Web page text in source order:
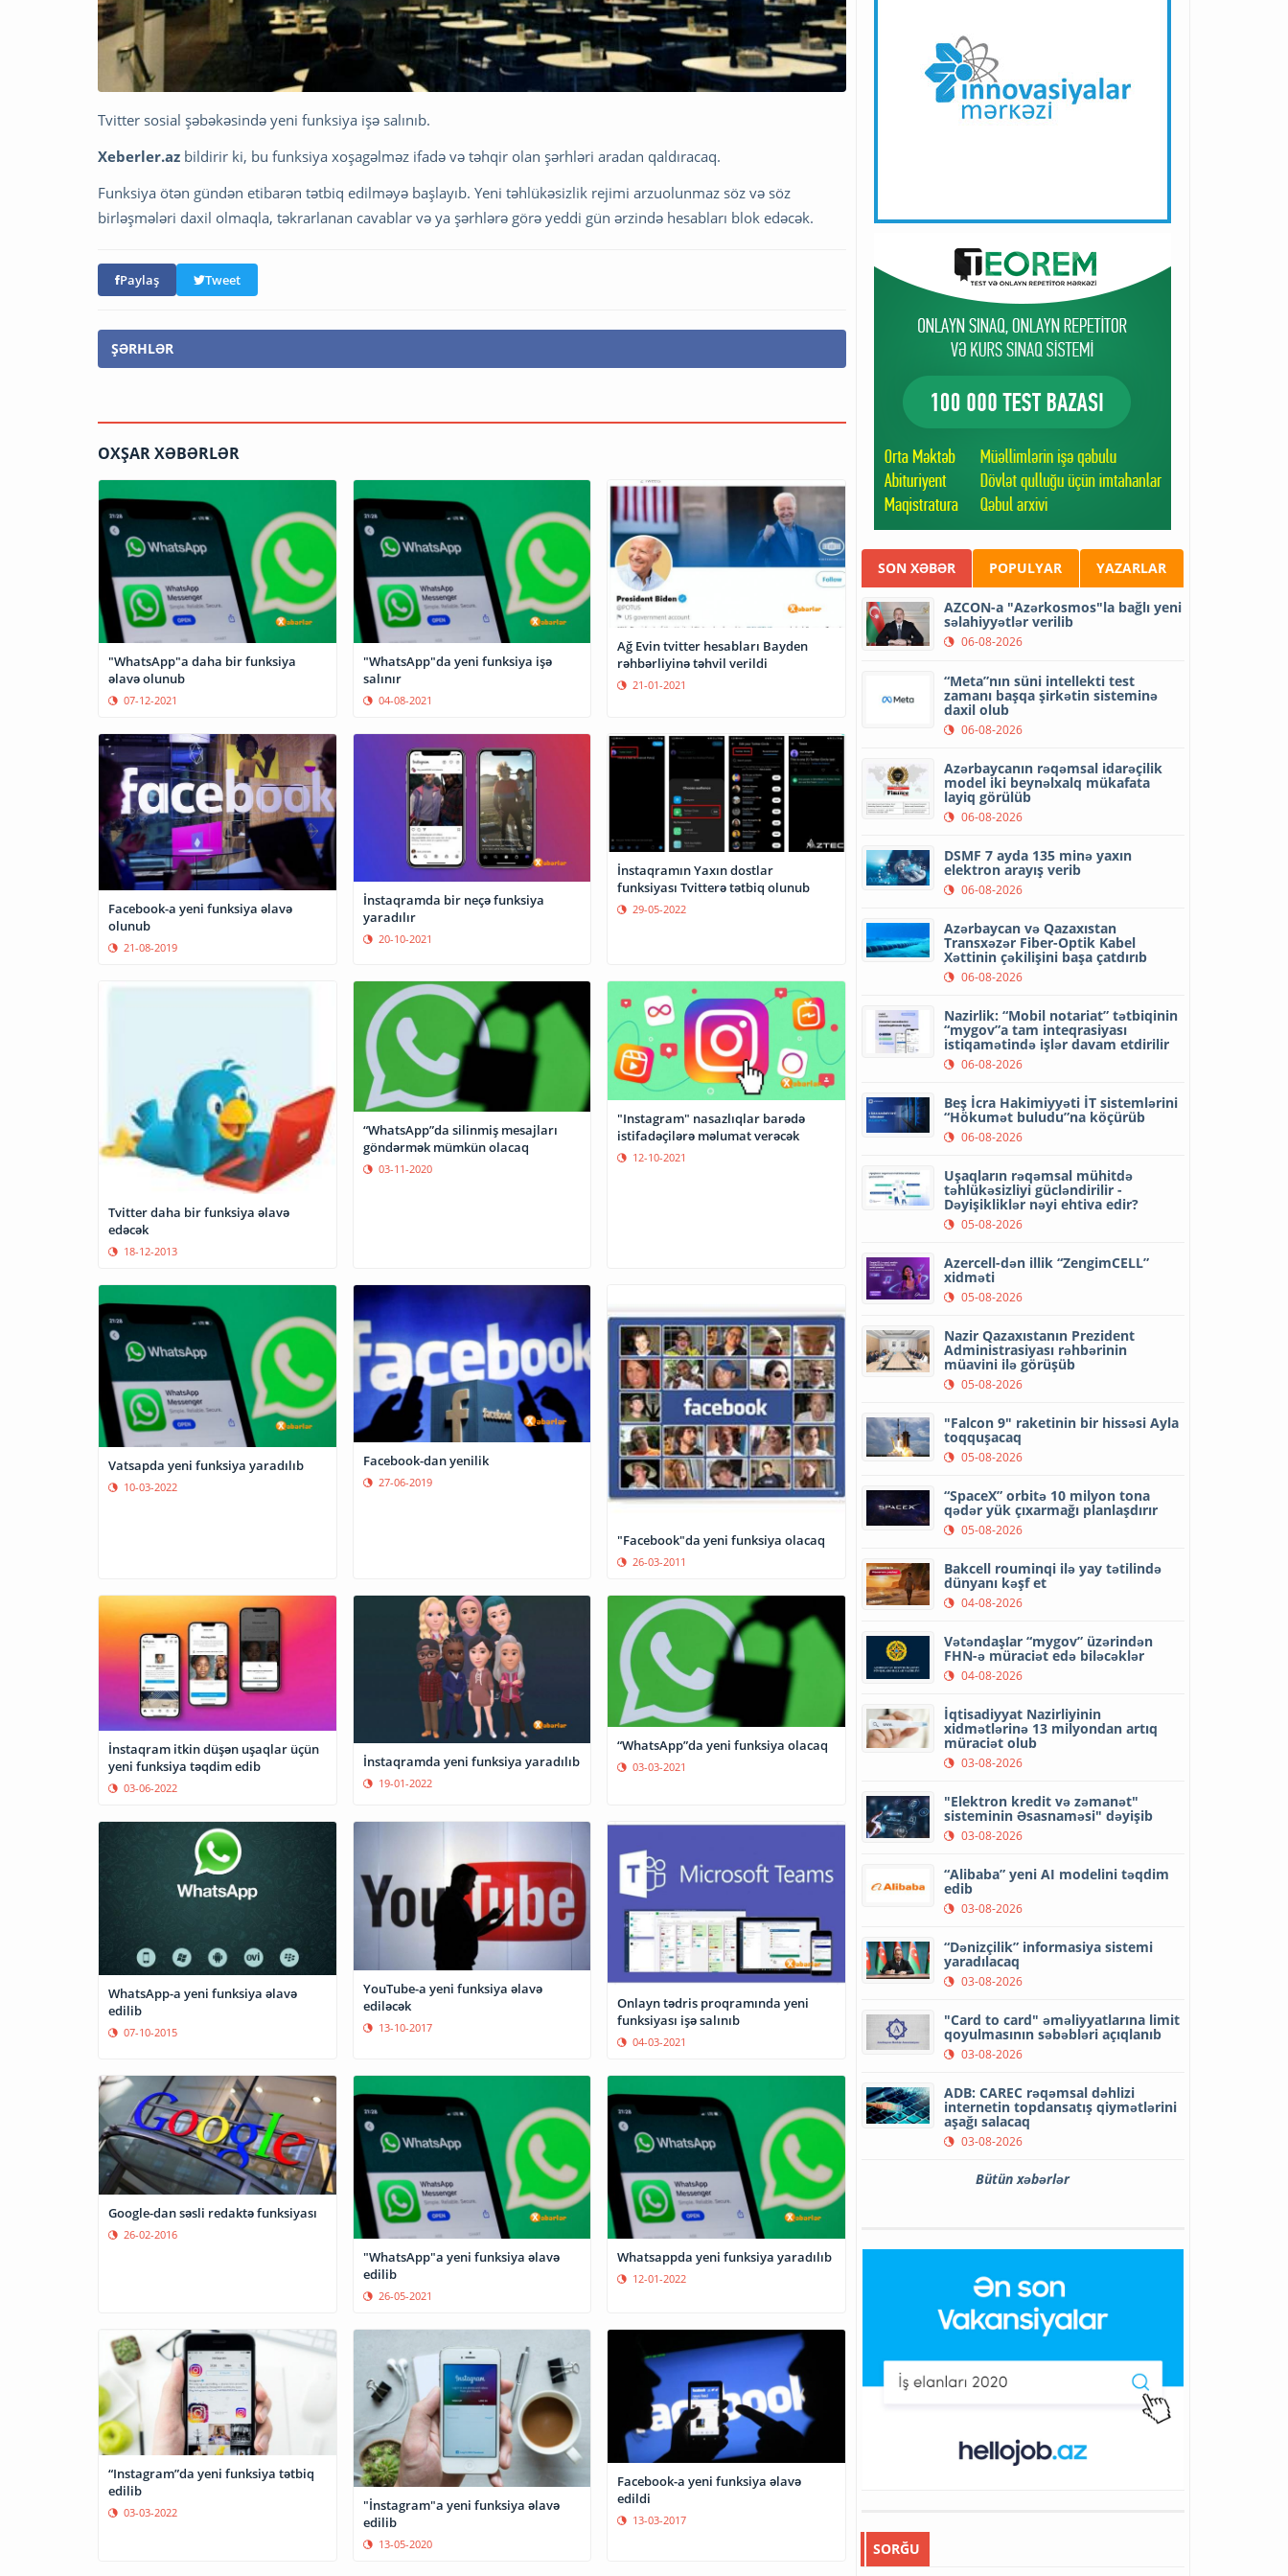
Tvitter sosial şəbəkəsində yeni funksiya işə salınıb.
Xeberler.az bildirir ki, bu funksiya xoşagəlməz ifadə və təhqir olan şərhləri aradan qaldıracaq.
Funksiya ötən gündən etibarən tətbiq edilməyə başlayıb. Yeni təhlükəsizlik rejimi arzuolunmaz söz və söz
birləşmələri daxil olmaqla, təkrarlanan cavablar və ya şərhlərə görə yeddi gün ərzində hesabları blok edəcək.
Paylaş Tweet
ŞƏRHLƏR
OXŞAR XƏBƏRLƏR
"WhatsApp"a daha bir funksiya
əlavə olunub
07-12-2021
"WhatsApp"da yeni funksiya işə
salınır
04-08-2021
Ağ Evin tvitter hesabları Bayden
rəhbərliyinə təhvil verildi
21-01-2021
Facebook-a yeni funksiya əlavə
olunub
21-08-2019
İnstaqramda bir neçə funksiya
yaradılır
20-10-2021
İnstaqramın Yaxın dostlar
funksiyası Tvitterə tətbiq olunub
29-05-2022
Tvitter daha bir funksiya əlavə
edəcək
18-12-2013
“WhatsApp”da silinmiş mesajları
göndərmək mümkün olacaq
03-11-2020
"Instagram" nasazlıqlar barədə
istifadəçilərə məlumat verəcək
12-10-2021
Vatsapda yeni funksiya yaradılıb
10-03-2022
Facebook-dan yenilik
27-06-2019
"Facebook"da yeni funksiya olacaq
26-03-2011
İnstaqram itkin düşən uşaqlar üçün
yeni funksiya təqdim edib
03-06-2022
İnstaqramda yeni funksiya yaradılıb
19-01-2022
“WhatsApp”da yeni funksiya olacaq
03-03-2021
WhatsApp-a yeni funksiya əlavə
edilib
07-10-2015
YouTube-a yeni funksiya əlavə
ediləcək
13-10-2017
Onlayn tədris proqramında yeni
funksiyası işə salınıb
04-03-2021
Google-dan səsli redaktə funksiyası
26-02-2016
"WhatsApp"a yeni funksiya əlavə
edilib
26-05-2021
Whatsappda yeni funksiya yaradılıb
12-01-2022
“Instagram”da yeni funksiya tətbiq
edilib
03-03-2022
"İnstagram"a yeni funksiya əlavə
edilib
13-05-2020
Facebook-a yeni funksiya əlavə
edildi
13-03-2017
SON XƏBƏR POPULYAR YAZARLAR
AZCON-a "Azərkosmos"la bağlı yeni
səlahiyyətlər verilib
06-08-2026
“Meta”nın süni intellekti test
zamanı başqa şirkətin sisteminə
daxil olub
06-08-2026
Azərbaycanın rəqəmsal idarəçilik
model iki beynəlxalq mükafata
layiq görülüb
06-08-2026
DSMF 7 ayda 135 minə yaxın
elektron arayış verib
06-08-2026
Azərbaycan və Qazaxıstan
Transxəzər Fiber-Optik Kabel
Xəttinin çəkilişini başa çatdırıb
06-08-2026
Nazirlik: “Mobil notariat” tətbiqinin
“mygov”a tam inteqrasiyası
istiqamətində işlər davam etdirilir
06-08-2026
Beş İcra Hakimiyyəti İT sistemlərini
“Hökumət buludu”na köçürüb
06-08-2026
Uşaqların rəqəmsal mühitdə
təhlükəsizliyi gücləndirilir -
Dəyişikliklər nəyi ehtiva edir?
05-08-2026
Azercell-dən illik “ZengimCELL”
xidməti
05-08-2026
Nazir Qazaxıstanın Prezident
Administrasiyası rəhbərinin
müavini ilə görüşüb
05-08-2026
"Falcon 9" raketinin bir hissəsi Ayla
toqquşacaq
05-08-2026
“SpaceX” orbitə 10 milyon tona
qədər yük çıxarmağı planlaşdırır
05-08-2026
Bakcell rouminqi ilə yay tətilində
dünyanı kəşf et
04-08-2026
Vətəndaşlar “mygov” üzərindən
FHN-ə müraciət edə biləcəklər
04-08-2026
İqtisadiyyat Nazirliyinin
xidmətlərinə 13 milyondan artıq
müraciət olub
03-08-2026
"Elektron kredit və zəmanət"
sisteminin Əsasnaməsi" dəyişib
03-08-2026
“Alibaba” yeni AI modelini təqdim
edib
03-08-2026
“Dənizçilik” informasiya sistemi
yaradılacaq
03-08-2026
"Card to card" əməliyyatlarına limit
qoyulmasının səbəbləri açıqlanıb
03-08-2026
ADB: CAREC rəqəmsal dəhlizi
internetin topdansatış qiymətlərini
aşağı salacaq
03-08-2026
Bütün xəbərlər
SORĞU